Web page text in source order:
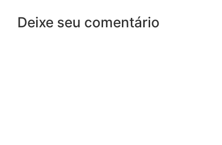
Deixe seu comentário